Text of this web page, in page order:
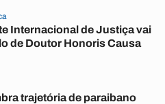
Internacional de Justiça vai
de Doutor Honoris Causa
trajetória de paraibano